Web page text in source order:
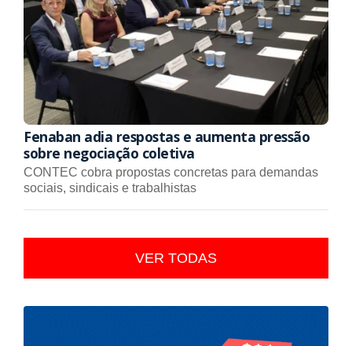
Fenaban adia respostas e aumenta pressão
sobre negociação coletiva
CONTEC cobra propostas concretas para demandas
sociais, sindicais e trabalhistas
VER TODAS